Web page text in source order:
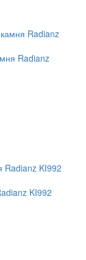
Radianz
KI992